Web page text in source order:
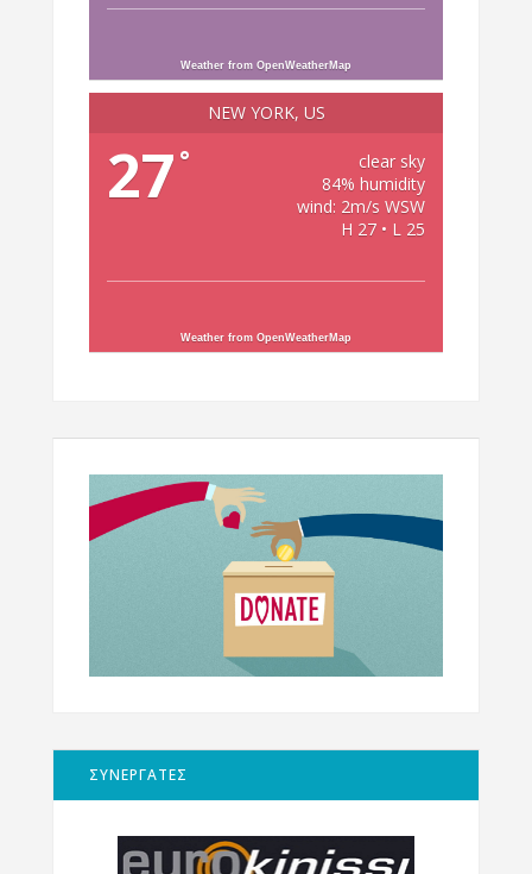
Weather from OpenWeatherMap
NEW YORK, US
27 °
clear sky
84% humidity
wind: 2m/s WSW
H 27 • L 25
Weather from OpenWeatherMap
ΣΥΝΕΡΓΑΤΕΣ